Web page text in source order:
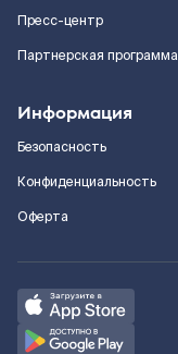
Пресс-центр
Партнерская программа
Информация
Безопасность
Конфиденциальность
Оферта